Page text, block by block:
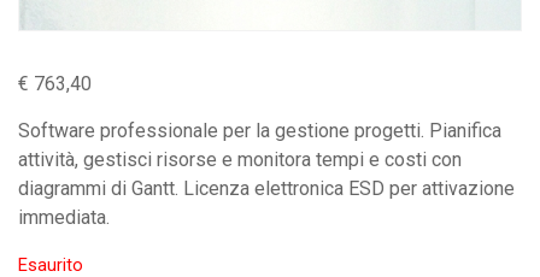
€ 763,40
Software professionale per la gestione progetti. Pianifica
attività, gestisci risorse e monitora tempi e costi con
diagrammi di Gantt. Licenza elettronica ESD per attivazione
immediata.
Esaurito